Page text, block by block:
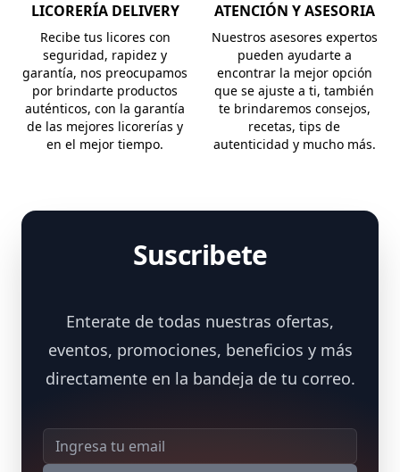
LICORERÍA DELIVERY
Recibe tus licores con
seguridad, rapidez y
garantía, nos preocupamos
por brindarte productos
auténticos, con la garantía
de las mejores licorerías y
en el mejor tiempo.
ATENCIÓN Y ASESORIA
Nuestros asesores expertos
pueden ayudarte a
encontrar la mejor opción
que se ajuste a ti, también
te brindaremos consejos,
recetas, tips de
autenticidad y mucho más.
Suscribete
Enterate de todas nuestras ofertas,
eventos, promociones, beneficios y más
directamente en la bandeja de tu correo.
Dirección de correo